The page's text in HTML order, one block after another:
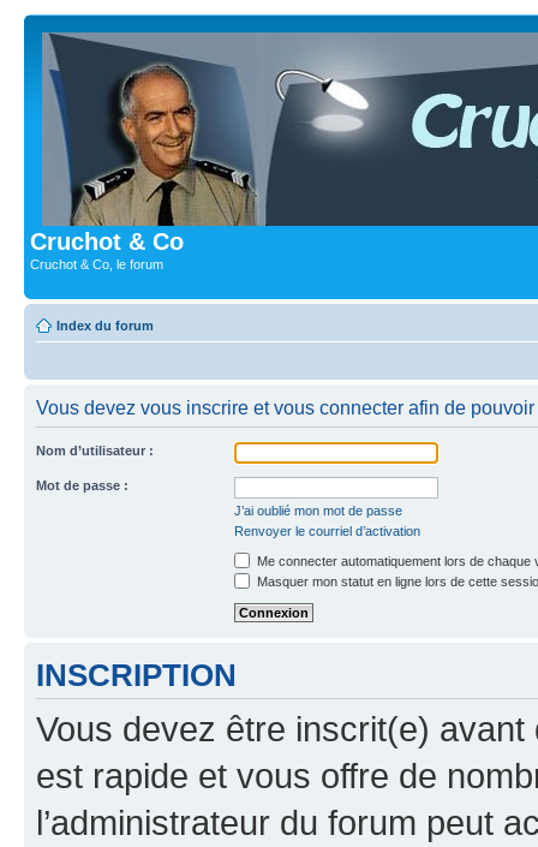
Cruchot & Co
Cruchot & Co, le forum
Index du forum
Vous devez vous inscrire et vous connecter afin de
Nom d’utilisateur :
Mot de passe :
J’ai oublié mon mot de passe
Renvoyer le courriel d’activation
Me connecter automatiquement lors de chaque
Masquer mon statut en ligne lors de cette
INSCRIPTION
Vous devez être inscrit(e) avant
est rapide et vous offre de
l’administrateur du forum peut